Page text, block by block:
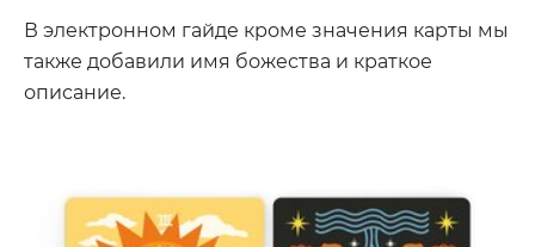
В электронном гайде кроме значения карты мы
также добавили имя божества и краткое
описание.